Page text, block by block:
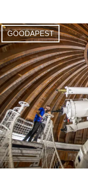
GOODAPEST